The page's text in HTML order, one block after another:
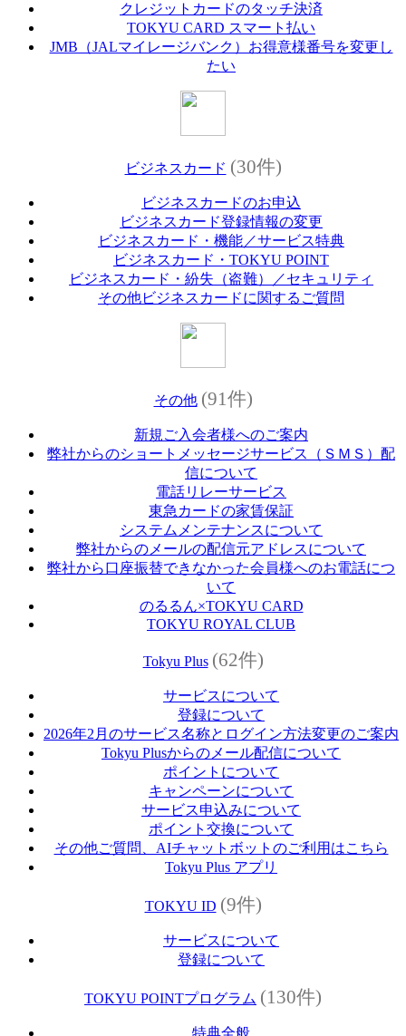
クレジットカードのタッチ決済
TOKYU CARD スマート払い
JMB（JALマイレージバンク）お得意様番号を変更し
たい
ビジネスカード (30件)
ビジネスカードのお申込
ビジネスカード登録情報の変更
ビジネスカード・機能／サービス特典
ビジネスカード・TOKYU POINT
ビジネスカード・紛失（盗難）／セキュリティ
その他ビジネスカードに関するご質問
その他 (91件)
新規ご入会者様へのご案内
弊社からのショートメッセージサービス（ＳＭＳ）配
信について
電話リレーサービス
東急カードの家賃保証
システムメンテナンスについて
弊社からのメールの配信元アドレスについて
弊社から口座振替できなかった会員様へのお電話につ
いて
のるるん×TOKYU CARD
TOKYU ROYAL CLUB
Tokyu Plus (62件)
サービスについて
登録について
2026年2月のサービス名称とログイン方法変更のご案内
Tokyu Plusからのメール配信について
ポイントについて
キャンペーンについて
サービス申込みについて
ポイント交換について
その他ご質問、AIチャットボットのご利用はこちら
Tokyu Plus アプリ
TOKYU ID (9件)
サービスについて
登録について
TOKYU POINTプログラム (130件)
特典全般